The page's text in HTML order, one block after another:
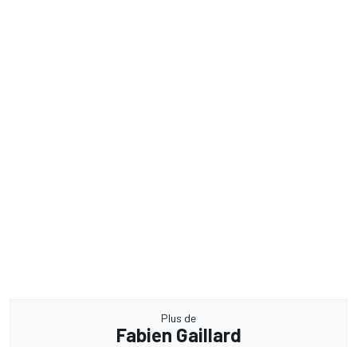
Plus de
Fabien Gaillard